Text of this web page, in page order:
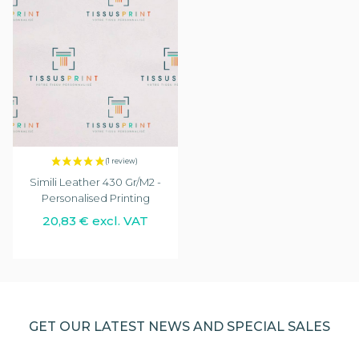
Simili Leather 430 Gr/m2 -
Personalised Printing
20,83 € excl. VAT
GET OUR LATEST NEWS AND SPECIAL SALES